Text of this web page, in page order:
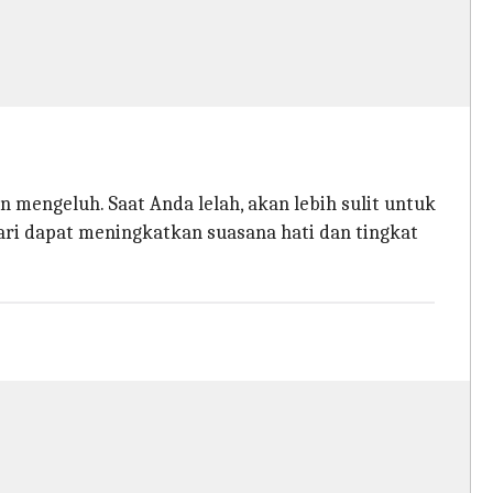
mengeluh. Saat Anda lelah, akan lebih sulit untuk
dapat meningkatkan suasana hati dan tingkat